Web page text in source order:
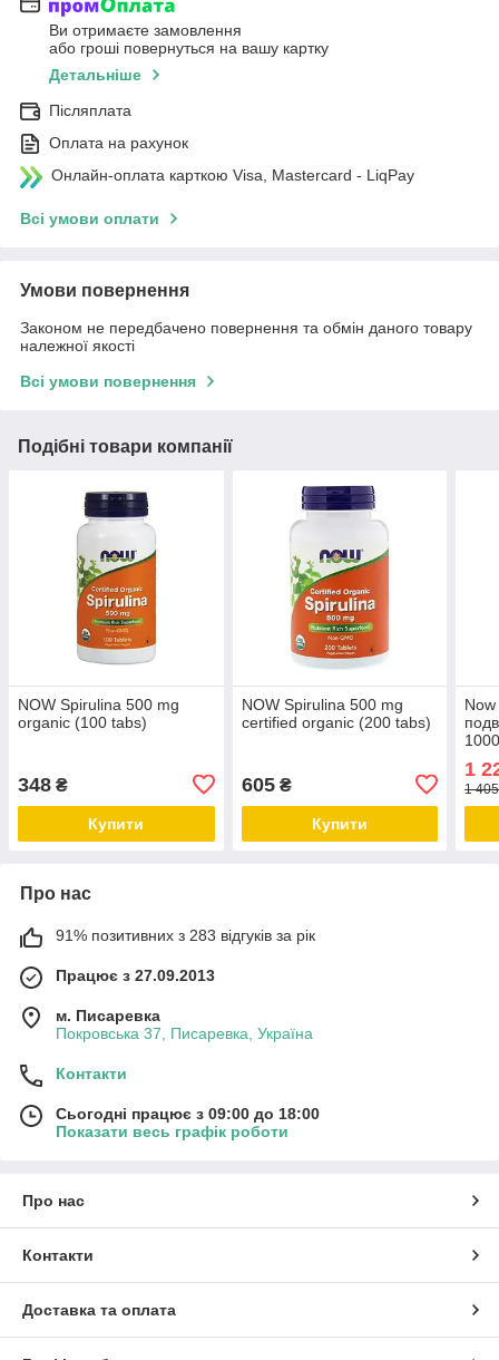
Ви отримаєте замовлення
або гроші повернуться на вашу картку
Детальніше
Післяплата
Оплата на рахунок
Онлайн-оплата карткою Visa, Mastercard - LiqPay
Всі умови оплати
Умови повернення
Законом не передбачено повернення та обмін даного товару
належної якості
Всі умови повернення
Подібні товари компанії
NOW Spirulina 500 mg
organic (100 tabs)
348 ₴
Купити
NOW Spirulina 500 mg
certified organic (200 tabs)
605₴
Купити
Now
1
1
Про нас
91% позитивних з 283 відгуків за рік
Працює з 27.09.2013
м. Писаревка
Покровська 37, Писаревка, Україна
Контакти
Сьогодні працює з 09:00 до 18:00
Показати весь графік роботи
Про нас
Контакти
Доставка та оплата